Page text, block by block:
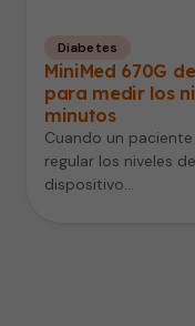
Diabetes
MiniMed 670G
para medir los
minutos
Cuando un
regular los niveles
dispositivo…